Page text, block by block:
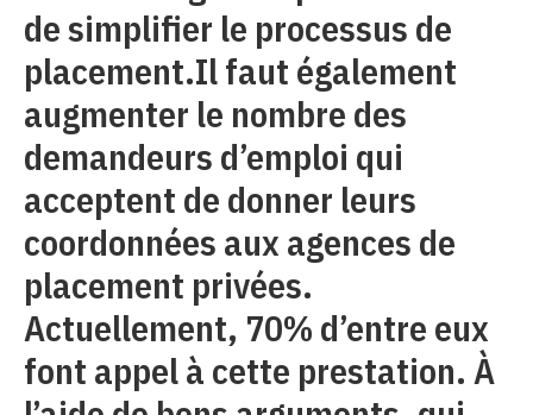
de simplifier le processus de
placement.Il faut également
augmenter le nombre des
demandeurs d’emploi qui
acceptent de donner leurs
coordonnées aux agences de
placement privées.
Actuellement, 70% d’entre eux
font appel à cette prestation. À